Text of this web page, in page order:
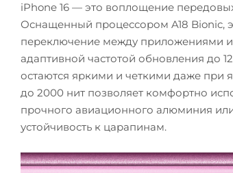
iPhone 16 — это воплощение
Оснащенный процессором A18 Bionic,
переключение между приложениями
адаптивной частотой обновления до
остаются яркими и четкими даже при
до 2000 нит позволяет комфортно
прочного авиационного алюминия
устойчивость к царапинам.